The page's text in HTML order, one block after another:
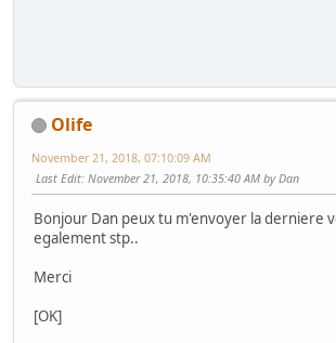
Olife
November 21, 2018, 07:10:09 AM
Last Edit: November 21, 2018, 10:35:40 AM by Dan
Bonjour Dan peux tu m'envoyer la derniere
egalement stp..
Merci
[OK]